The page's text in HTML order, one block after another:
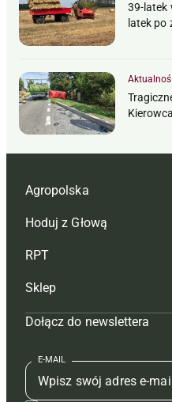
39-latek
latek po
Agropolska
Redakcja
Reklama
Tagi
Mapa serwisu
Kontakt
Regulamin
Hoduj z Głową
Hoduj z głową bydło
Hoduj z głową świnie
Prenumerata
Redakcja
Kontakt
RPT
Redakcja
Prenumerata
Reklama
Kontakt
Sklep
Czasopisma i prenumerata
Książki
Regulamin
Dołącz do newslettera
E-MAIL